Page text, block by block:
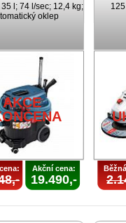
l; 74 l/sec; 12,4 kg;
oklep
AKCE
Akční cena:
19.490,-